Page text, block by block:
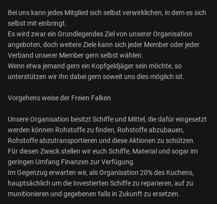
Bei uns kann jedes Mitglied sich selbst verwirklichen, in dem es sich
selbst mit einbringt.
Es wird zwar ein Grundlegendes Ziel von unserer Organisation
angeboten, doch weitere Ziele kann sich jeder Member oder jeder
Verband unserer Member gern selbst wählen.
Wenn etwa jemand gern ein Kopfgeldjäger sein möchte, so
unterstützen wir Ihn dabei gern soweit uns dies möglich ist.
Vorgehens weise der Freien Falken
Unsere Organisation besitzt Schiffe und Mittel, die dafür eingesetzt
werden können Rohstoffe zu finden, Rohstoffe abzubauen,
Rohstoffe abzutransportieren und diese Aktionen zu schützen.
Für diesen Zweck stellen wir euch Schiffe, Material und sogar im
geringen Umfang Finanzen zur Verfügung.
Im Gegenzug erwarten wir, als Organisation 20% des Kuchens,
hauptsächlich um die Investierten Schiffe zu reparieren, auf zu
munitionieren und gegebenen falls in Zukunft zu ersetzen.